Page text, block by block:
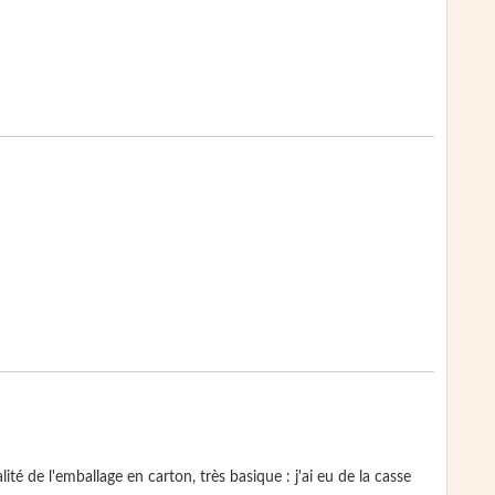
de l'emballage en carton, très basique : j'ai eu de la casse